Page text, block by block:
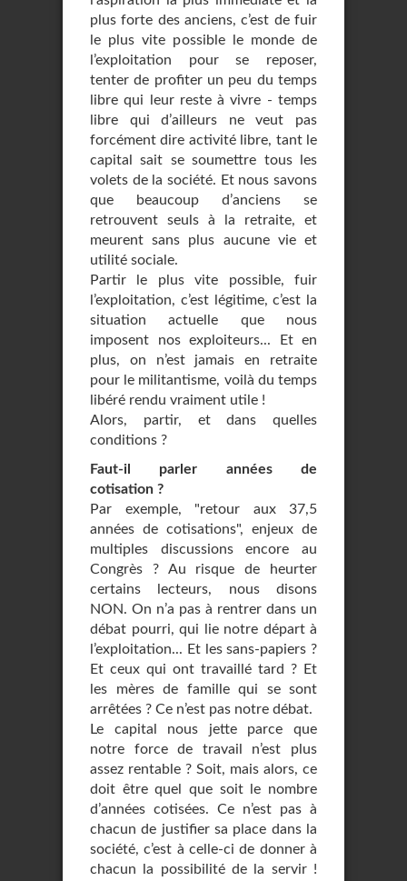
plus forte des anciens, c’est de fuir
le plus vite possible le monde de
l’exploitation pour se reposer,
tenter de profiter un peu du temps
libre qui leur reste à vivre - temps
libre qui d’ailleurs ne veut pas
forcément dire activité libre, tant le
capital sait se soumettre tous les
volets de la société. Et nous savons
que beaucoup d’anciens se
retrouvent seuls à la retraite, et
meurent sans plus aucune vie et
utilité sociale.
Partir le plus vite possible, fuir
l’exploitation, c’est légitime, c’est la
situation actuelle que nous
imposent nos exploiteurs... Et en
plus, on n’est jamais en retraite
pour le militantisme, voilà du temps
libéré rendu vraiment utile !
Alors, partir, et dans quelles
conditions ?
Faut-il parler années de
cotisation ?
Par exemple, "retour aux 37,5
années de cotisations", enjeux de
multiples discussions encore au
Congrès ? Au risque de heurter
certains lecteurs, nous disons
NON. On n’a pas à rentrer dans un
débat pourri, qui lie notre départ à
l’exploitation... Et les sans-papiers ?
Et ceux qui ont travaillé tard ? Et
les mères de famille qui se sont
arrêtées ? Ce n’est pas notre débat.
Le capital nous jette parce que
notre force de travail n’est plus
assez rentable ? Soit, mais alors, ce
doit être quel que soit le nombre
d’années cotisées. Ce n’est pas à
chacun de justifier sa place dans la
société, c’est à celle-ci de donner à
chacun la possibilité de la servir !